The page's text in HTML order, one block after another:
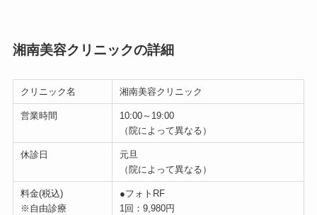
湘南美容クリニックの詳細
クリニック名 湘南美容クリニック
営業時間
10:00～19:00
（院によって異なる）
休診日
元旦
（院によって異なる）
料金(税込)
※自由診療
●フォトRF
1回：9,980円